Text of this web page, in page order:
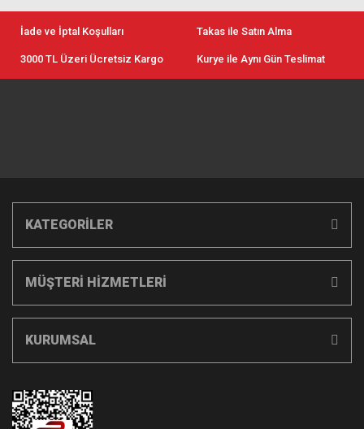
İade ve İptal Koşulları Takas ile Satın Alma
3000 TL Üzeri Ücretsiz Kargo Kurye ile Aynı Gün Teslimat
KATEGORİLER
MÜŞTERİ HİZMETLERİ
KURUMSAL